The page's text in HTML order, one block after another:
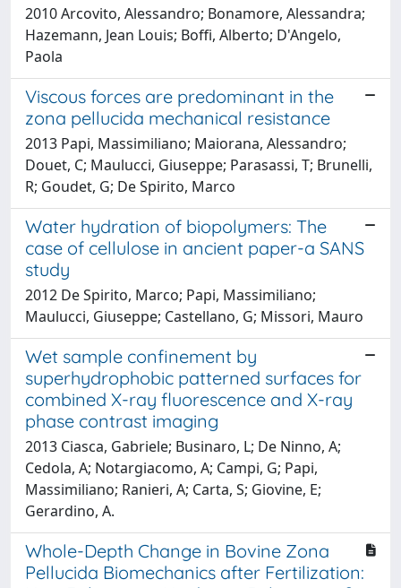
2010 Arcovito, Alessandro; Bonamore, Alessandra;
Hazemann, Jean Louis; Boffi, Alberto; D'Angelo,
Paola
Viscous forces are predominant in the
zona pellucida mechanical resistance
2013 Papi, Massimiliano; Maiorana, Alessandro;
Douet, C; Maulucci, Giuseppe; Parasassi, T; Brunelli,
R; Goudet, G; De Spirito, Marco
Water hydration of biopolymers: The
case of cellulose in ancient paper-a SANS
study
2012 De Spirito, Marco; Papi, Massimiliano;
Maulucci, Giuseppe; Castellano, G; Missori, Mauro
Wet sample confinement by
superhydrophobic patterned surfaces for
combined X-ray fluorescence and X-ray
phase contrast imaging
2013 Ciasca, Gabriele; Businaro, L; De Ninno, A;
Cedola, A; Notargiacomo, A; Campi, G; Papi,
Massimiliano; Ranieri, A; Carta, S; Giovine, E;
Gerardino, A.
Whole-Depth Change in Bovine Zona
Pellucida Biomechanics after Fertilization: